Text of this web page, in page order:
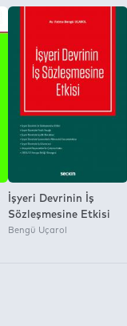
İşyeri Devrinin İş
Sözleşmesine Etkisi
Bengü Uçarol